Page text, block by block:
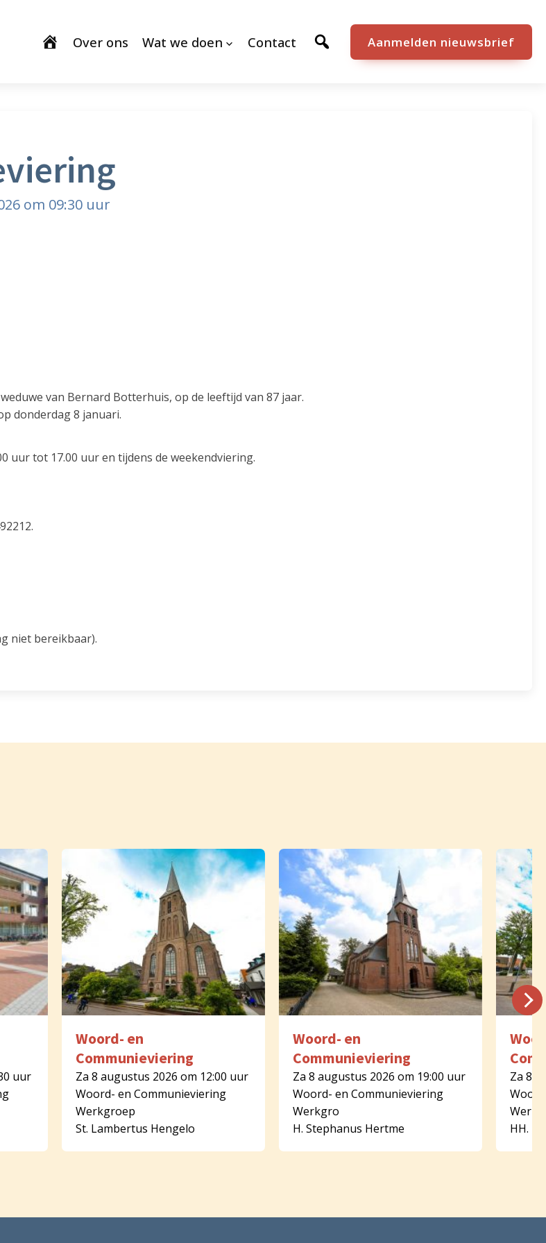
Over ons Wat we doen Contact Aanmelden nieuwsbrief
om 09:30 uur
van Bernard Botterhuis, op de leeftijd van 87 jaar.
donderdag 8 januari.
uur tot 17.00 uur en tijdens de weekendviering.
niet bereikbaar).
uur
Woord- en
Communieviering
Za 8 augustus 2026 om 12:00 uur
Woord- en Communieviering
Werkgroep
St. Lambertus Hengelo
Woord- en
Communieviering
Za 8 augustus 2026 om 19:00 uur
Woord- en Communieviering
Werkgro
H. Stephanus Hertme
Za 8
HH.